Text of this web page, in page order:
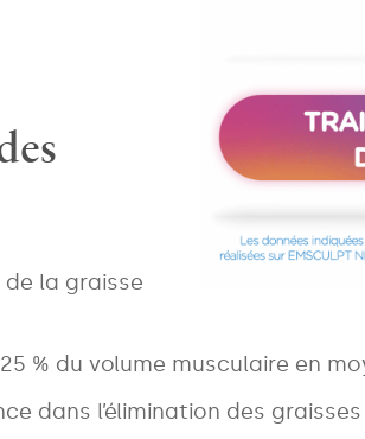
la graisse
% du volume musculaire en
dans l’élimination des